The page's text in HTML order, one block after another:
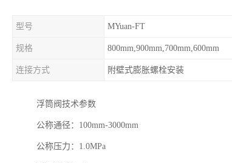
型号 MYuan-FT
规格 800mm,900mm,700mm,600mm
连接方式 附壁式膨胀螺栓安装
浮筒阀技术参数
公称通径：100mm-3000mm
公称压力：1.0MPa